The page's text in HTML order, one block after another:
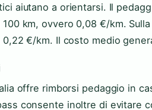
aiutano a orientarsi. Il
km, ovvero 0,08 €/km.
€/km. Il costo medio
offre rimborsi pedaggio in
consente inoltre di evitare